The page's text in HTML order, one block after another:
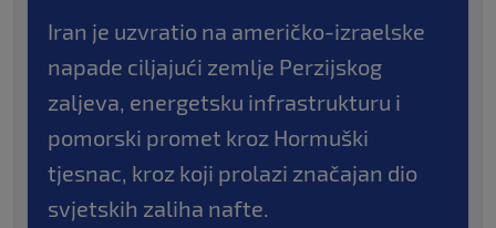
Iran je uzvratio na američko-izraelske
napade ciljajući zemlje Perzijskog
zaljeva, energetsku infrastrukturu i
pomorski promet kroz Hormuški
tjesnac, kroz koji prolazi značajan dio
svjetskih zaliha nafte.